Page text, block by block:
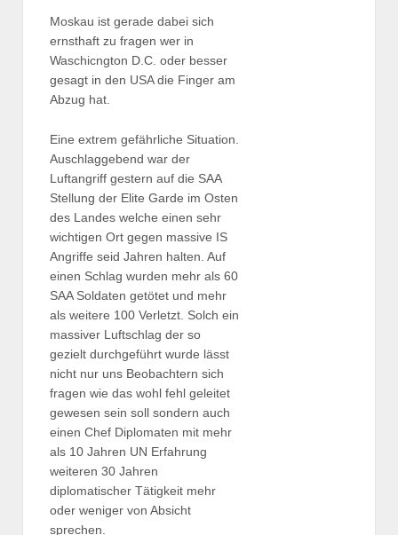
Moskau ist gerade dabei sich
ernsthaft zu fragen wer in
Waschicngton D.C. oder besser
gesagt in den USA die Finger am
Abzug hat.
Eine extrem gefährliche Situation.
Auschlaggebend war der
Luftangriff gestern auf die SAA
Stellung der Elite Garde im Osten
des Landes welche einen sehr
wichtigen Ort gegen massive IS
Angriffe seid Jahren halten. Auf
einen Schlag wurden mehr als 60
SAA Soldaten getötet und mehr
als weitere 100 Verletzt. Solch ein
massiver Luftschlag der so
gezielt durchgeführt wurde lässt
nicht nur uns Beobachtern sich
fragen wie das wohl fehl geleitet
gewesen sein soll sondern auch
einen Chef Diplomaten mit mehr
als 10 Jahren UN Erfahrung
weiteren 30 Jahren
diplomatischer Tätigkeit mehr
oder weniger von Absicht
sprechen.